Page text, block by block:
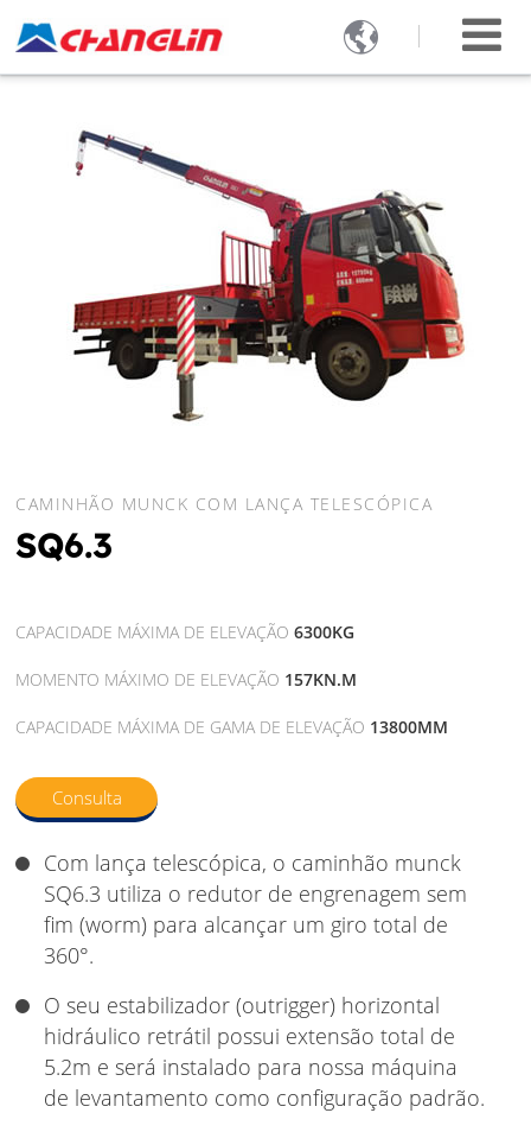

CAMINHÃO MUNCK COM LANÇA TELESCÓPICA
SQ6.3
CAPACIDADE MÁXIMA DE ELEVAÇÃO6300KG
MOMENTO MÁXIMO DE ELEVAÇÃO 157KN.M
CAPACIDADE MÁXIMA DE GAMA DE ELEVAÇÃO 13800MM
Consulta
Com lança telescópica, o caminhão munck
SQ6.3 utiliza o redutor de engrenagem sem
fim (worm) para alcançar um giro total de
360°.
O seu estabilizador (outrigger) horizontal
hidráulico retrátil possui extensão total de
5.2m e será instalado para nossa máquina
de levantamento como configuração padrão.